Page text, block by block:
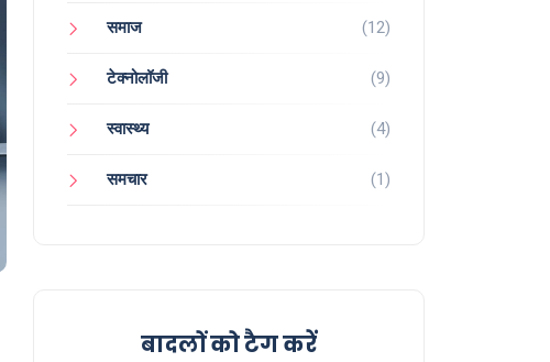
समाज (12)
टेक्नोलॉजी (9)
स्वास्थ्य (4)
समचार (1)
बादलों को टैग करें